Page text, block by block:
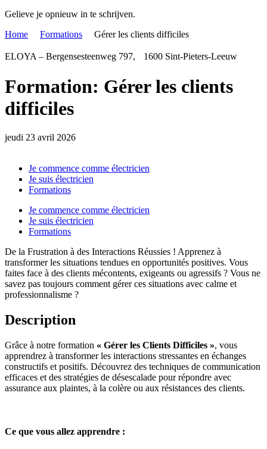
Gelieve je opnieuw in te schrijven.
Home
Formations Gérer les clients difficiles
ELOYA – Bergensesteenweg 797, 1600 Sint-Pieters-Leeuw
Formation: Gérer les clients
difficiles
jeudi 23 avril 2026
Je commence comme électricien
Je suis électricien
Formations
Je commence comme électricien
Je suis électricien
Formations
De la Frustration à des Interactions Réussies ! Apprenez à
transformer les situations tendues en opportunités positives. Vous
faites face à des clients mécontents, exigeants ou agressifs ? Vous ne
savez pas toujours comment gérer ces situations avec calme et
professionnalisme ?
Description
Grâce à notre formation « Gérer les Clients Difficiles », vous
apprendrez à transformer les interactions stressantes en échanges
constructifs et positifs. Découvrez des techniques de communication
efficaces et des stratégies de désescalade pour répondre avec
assurance aux plaintes, à la colère ou aux résistances des clients.
Ce que vous allez apprendre :